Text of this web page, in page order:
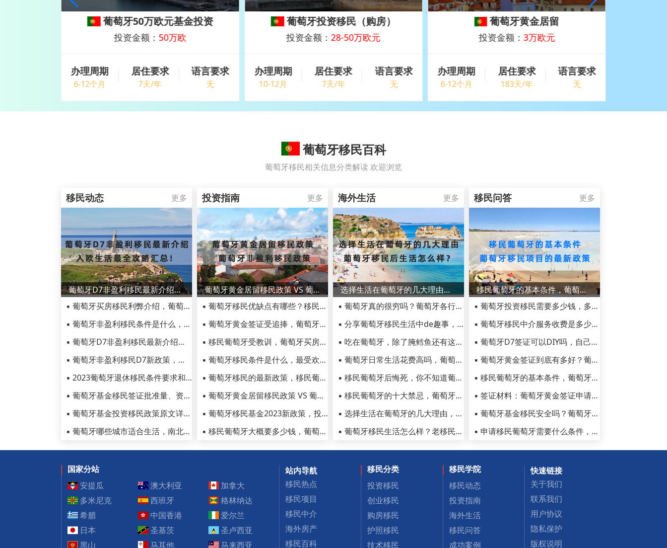
葡萄牙50万欧元基金投资
投资金额： 50万欧
办理周期
6-12个月
居住要求
7天/年
语言要求
无
葡萄牙投资移民（购房）
投资金额： 28-50万欧元
办理周期
10-12月
居住要求
7天/年
语言要求
无
葡萄牙黄金居留
投资金额： 3万欧元
办理周期
6-12个月
居住要求
183天/年
语言要求
无
葡萄牙移民百科
葡萄牙移民相关信息分类解读 欢迎浏览
移民动态 更多
葡萄牙D7非盈利移民最新介绍，入欧生活最全攻略汇总！
▪ 葡萄牙买房移民利弊介绍，葡萄牙买房移民最强攻略
▪ 葡萄牙非盈利移民条件是什么，D7签证移民政策解读
▪ 葡萄牙D7非盈利移民最新介绍，入欧生活最全攻略汇总！
▪ 葡萄牙非盈利移民D7新政策，赴欧生活就是这么简单！
▪ 2023葡萄牙退休移民条件要求和费用清单
▪ 葡萄牙基金移民签证批准量、资金量暴增，申请者来源国占比公布
▪ 葡萄牙基金投资移民政策原文详解，2023最新项目介绍在此！
▪ 葡萄牙哪些城市适合生活，南北部各有哪些特点？
投资指南 更多
葡萄牙黄金居留移民政策 VS 葡萄牙非盈利移民政策
▪ 葡萄牙移民优缺点有哪些？移民葡萄牙小心后悔！
▪ 葡萄牙黄金签证受追捧，葡萄牙移民的好处到底有哪些？
▪ 移民葡萄牙受教训，葡萄牙买房移民骗局一定要避免
▪ 葡萄牙移民条件是什么，最受欢迎的黄金居留移民政策详解
▪ 葡萄牙移民的最新政策，移民葡萄牙需满足的条件
▪ 葡萄牙黄金居留移民政策 VS 葡萄牙非盈利移民政策
▪ 葡萄牙移民基金2023新政策，投资葡萄牙基金需哪些条件
▪ 移民葡萄牙大概要多少钱，葡萄牙买房移民费用详细汇总
海外生活 更多
选择生活在葡萄牙的几大理由，葡萄牙移民后生活怎么样？
▪ 葡萄牙真的很穷吗？葡萄牙各行业经济分析了解一下
▪ 分享葡萄牙移民生活中de趣事，看完真的涨知识了！
▪ 吃在葡萄牙，除了腌鳕鱼还有这些美味推荐
▪ 葡萄牙日常生活花费高吗，葡萄牙真实物价如何
▪ 移民葡萄牙后悔死，你不知道葡萄牙移民后的真实生活
▪ 移民葡萄牙的十大禁忌，葡萄牙的生活礼仪了解一下
▪ 选择生活在葡萄牙的几大理由，葡萄牙移民后生活怎么样？
▪ 葡萄牙移民生活怎么样？老移民亲身经历分享不容错过！
移民问答 更多
移民葡萄牙的基本条件，葡萄牙移民项目的最新政策
▪ 葡萄牙投资移民需要多少钱，多少年可以卖掉葡萄牙基金？
▪ 葡萄牙移民中介服务收费是多少？对申请者的资金要求高吗
▪ 葡萄牙D7签证可以DIY吗，自己申请成功率高吗？
▪ 葡萄牙黄金签证到底有多好？葡萄牙入籍要求有哪些
▪ 移民葡萄牙的基本条件，葡萄牙移民项目的最新政策
▪ 签证材料：葡萄牙黄金签证申请材料有哪些？
▪ 葡萄牙基金移民安全吗？葡萄牙移民运作模式和防坑指南！
▪ 申请移民葡萄牙需要什么条件，葡萄牙买房移民优势解析
国家分站
安提瓜
澳大利亚
加拿大
多米尼克
西班牙
格林纳达
希腊
中国香港
爱尔兰
日本
圣基茨
圣卢西亚
黑山
马耳他 马来西亚
站内导航
移民热点
移民项目
移民中介
海外房产
移民百科
移民分类
投资移民
创业移民
购房移民
护照移民
技术移民
移民学院
移民动态
投资指南
海外生活
移民问答
成功案例
快速链接
关于我们
联系我们
用户协议
隐私保护
版权说明